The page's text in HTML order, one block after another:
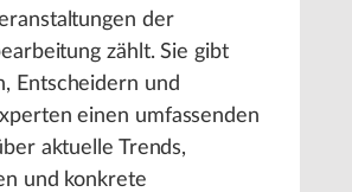
der
zählt. Sie gibt
Entscheidern und
einen umfassenden
aktuelle Trends,
und konkrete